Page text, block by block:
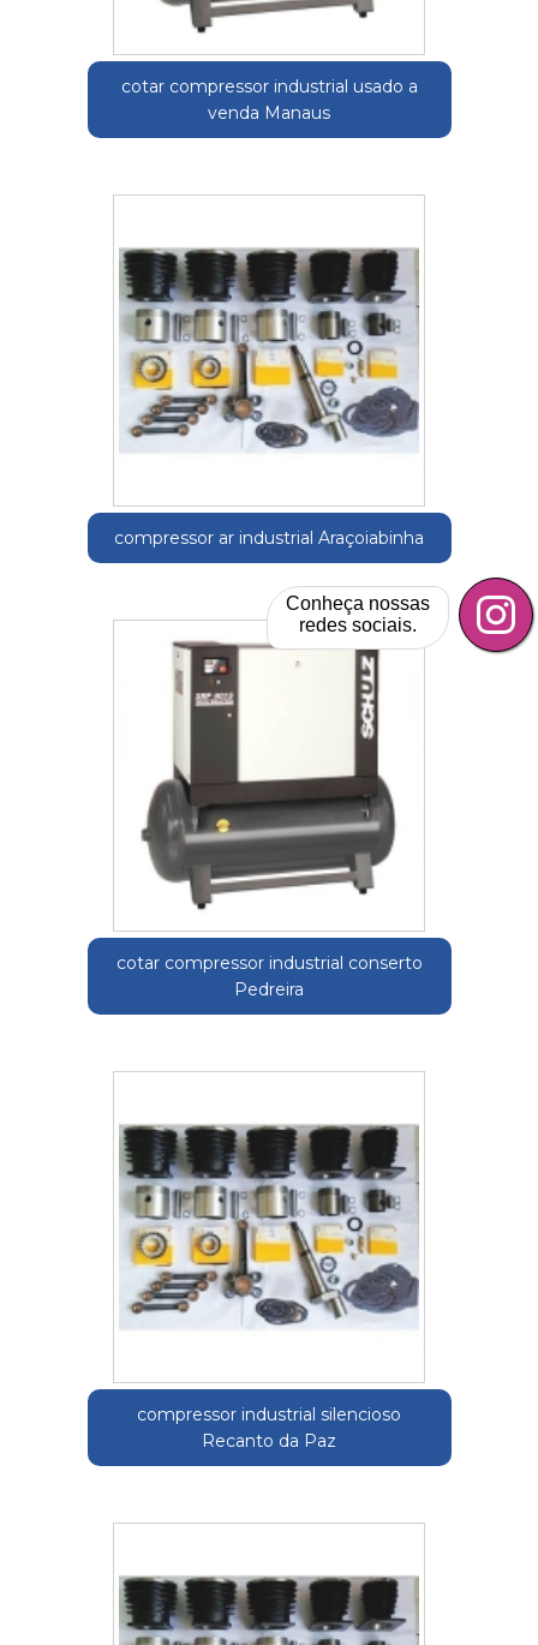
cotar compressor industrial usado a
venda Manaus
compressor ar industrial Araçoiabinha
cotar compressor industrial conserto
Pedreira
compressor industrial silencioso
Recanto da Paz
Conheça nossas
redes sociais.